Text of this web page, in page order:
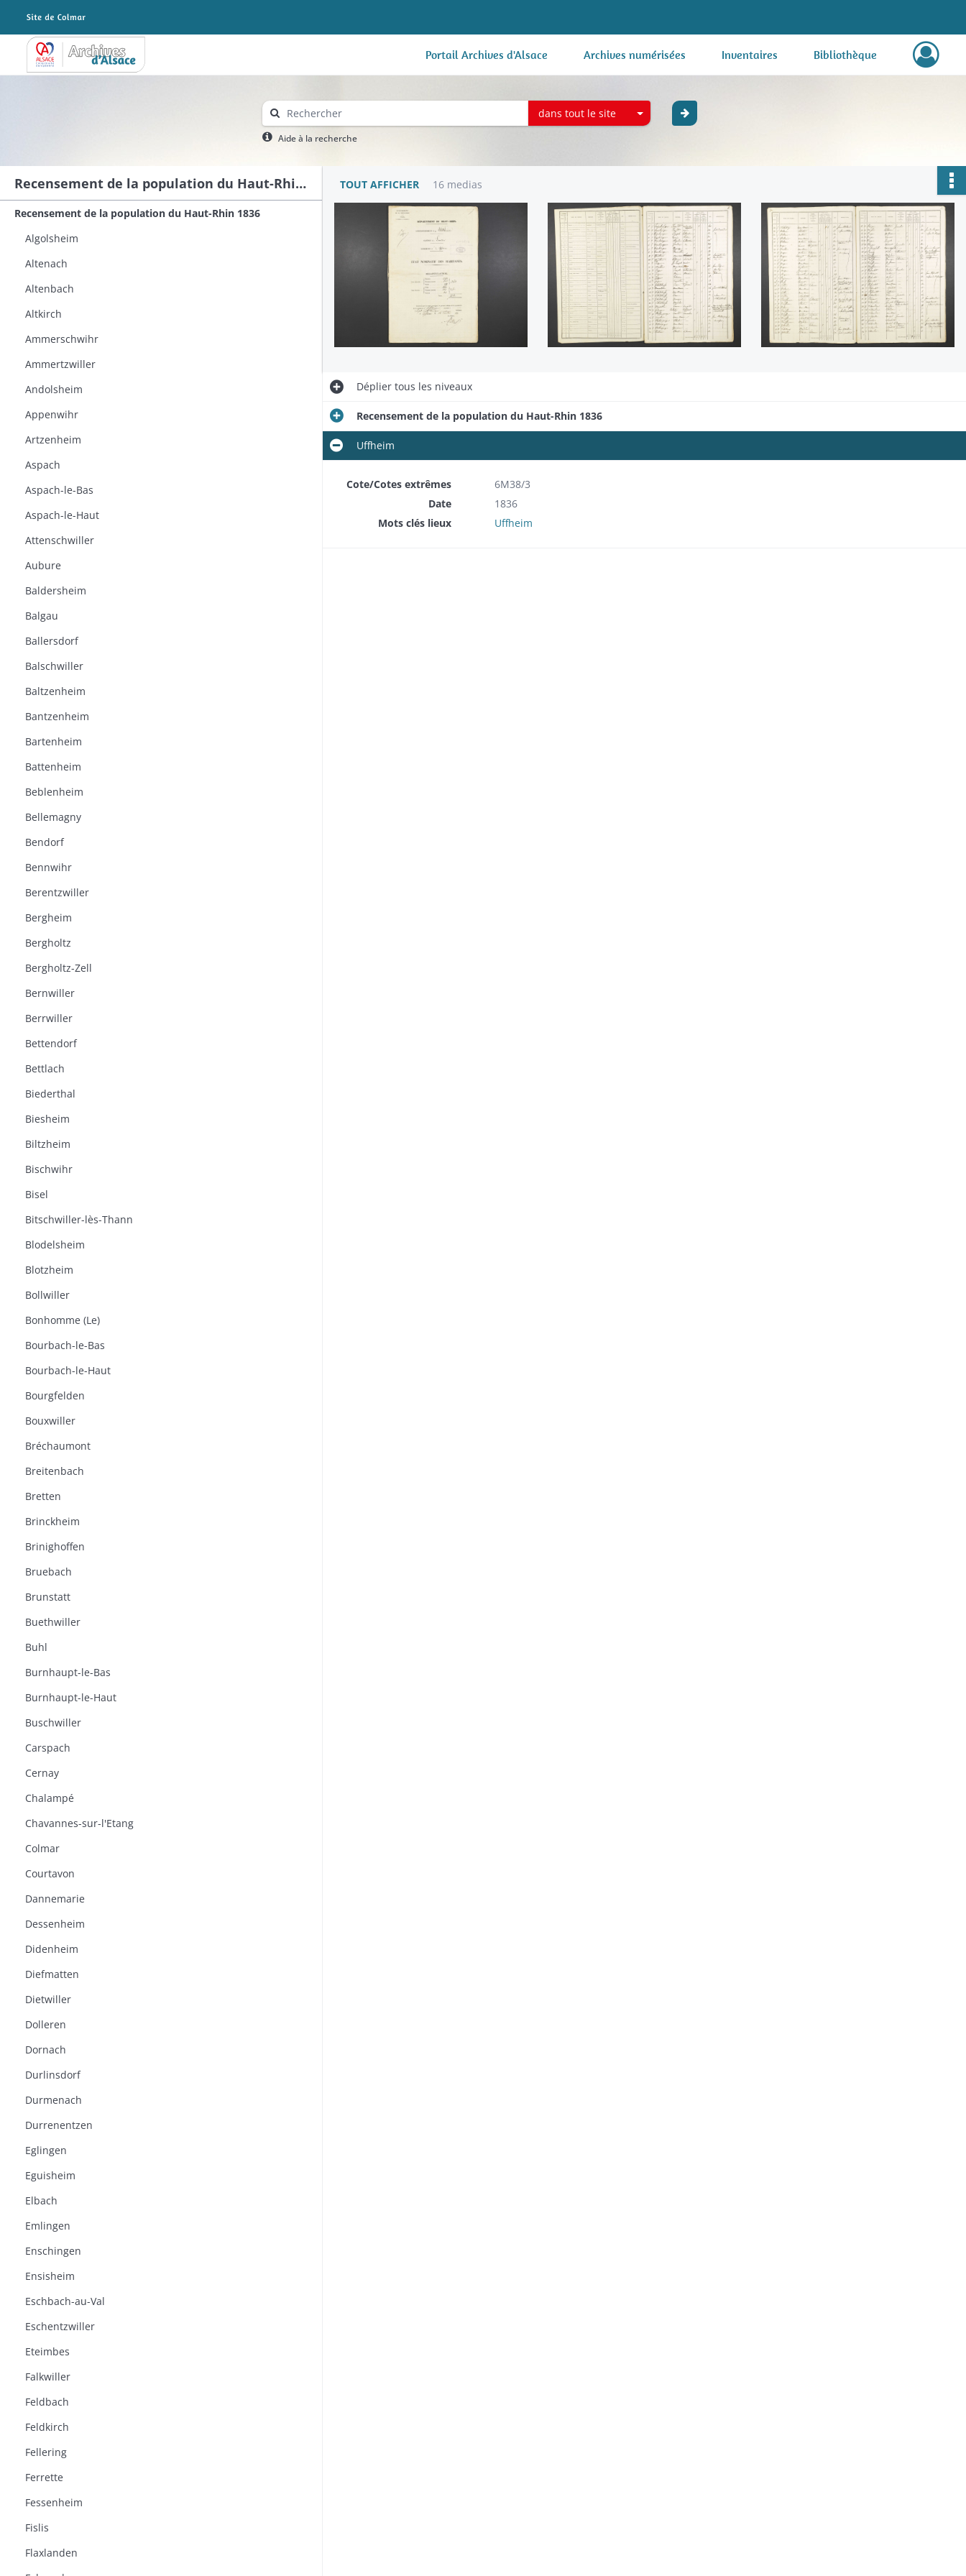
Archives Alsace - Colmar Portail Archives d'Alsace Archives numérisées Inventaires Bibliothèque
dans tout le site
Aide à la recherche
Recensement de la population du Haut-Rhin 1836
Recensement de la population du Haut-Rhin 1836
Algolsheim
Altenach
Altenbach
Altkirch
Ammerschwihr
Ammertzwiller
Andolsheim
Appenwihr
Artzenheim
Aspach
Aspach-le-Bas
Aspach-le-Haut
Attenschwiller
Aubure
Baldersheim
Balgau
Ballersdorf
Balschwiller
Baltzenheim
Bantzenheim
Bartenheim
Battenheim
Beblenheim
Bellemagny
Bendorf
Bennwihr
Berentzwiller
Bergheim
Bergholtz
Bergholtz-Zell
Bernwiller
Berrwiller
Bettendorf
Bettlach
Biederthal
Biesheim
Biltzheim
Bischwihr
Bisel
Bitschwiller-lès-Thann
Blodelsheim
Blotzheim
Bollwiller
Bonhomme (Le)
Bourbach-le-Bas
Bourbach-le-Haut
Bourgfelden
Bouxwiller
Bréchaumont
Breitenbach
Bretten
Brinckheim
Brinighoffen
Bruebach
Brunstatt
Buethwiller
Buhl
Burnhaupt-le-Bas
Burnhaupt-le-Haut
Buschwiller
Carspach
Cernay
Chalampé
Chavannes-sur-l'Etang
Colmar
Courtavon
Dannemarie
Dessenheim
Didenheim
Diefmatten
Dietwiller
Dolleren
Dornach
Durlinsdorf
Durmenach
Durrenentzen
Eglingen
Eguisheim
Elbach
Emlingen
Enschingen
Ensisheim
Eschbach-au-Val
Eschentzwiller
Eteimbes
Falkwiller
Feldbach
Feldkirch
Fellering
Ferrette
Fessenheim
Fislis
Flaxlanden
TOUT AFFICHER 16 medias
Dépliertous les niveaux
Recensement de la population du Haut-Rhin 1836
Uffheim
Cote/Cotes extrêmes
6M38/3
Date
1836
Mots clés lieux
Uffheim